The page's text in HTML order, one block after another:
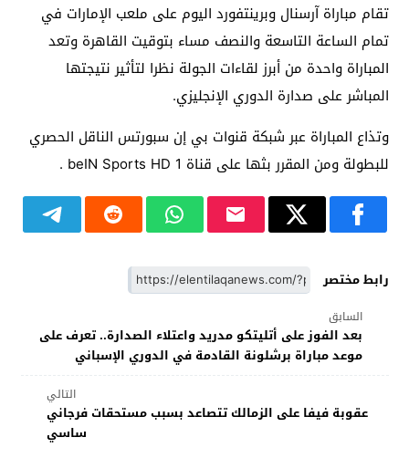
تقام مباراة آرسنال وبرينتفورد اليوم على ملعب الإمارات في
تمام الساعة التاسعة والنصف مساء بتوقيت القاهرة وتعد
المباراة واحدة من أبرز لقاءات الجولة نظرا لتأثير نتيجتها
المباشر على صدارة الدوري الإنجليزي.
وتذاع المباراة عبر شبكة قنوات بي إن سبورتس الناقل الحصري
للبطولة ومن المقرر بثها على قناة beIN Sports HD 1 .
رابط مختصر
السابق
بعد الفوز على أتليتكو مدريد واعتلاء الصدارة.. تعرف على
موعد مباراة برشلونة القادمة في الدوري الإسباني
التالي
عقوبة فيفا على الزمالك تتصاعد بسبب مستحقات فرجاني
ساسي